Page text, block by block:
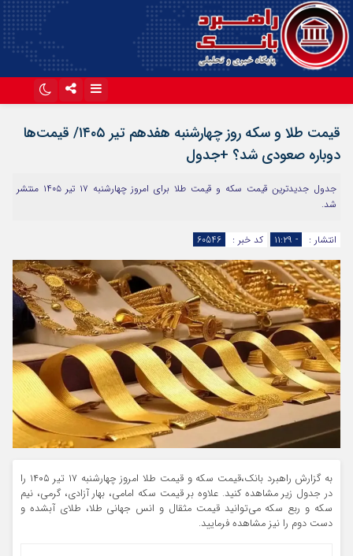
آپارات
قیمت طلا و سکه روز چهارشنبه هفدهم تیر ۱۴۰۵/ قیمت‌ها
دوباره صعودی شد؟ +جدول
جدول جدیدترین قیمت سکه و قیمت طلا برای امروز چهارشنبه ۱۷ تیر ۱۴۰۵ منتشر
شد.
انتشار : - ۱۱:۲۹ کد خبر : 60546
به گزارش راهبرد بانک،قیمت سکه و قیمت طلا امروز چهارشنبه ۱۷ تیر ۱۴۰۵ را
در جدول زیر مشاهده کنید. علاوه بر قیمت سکه امامی، بهار آزادی، گرمی، نیم
سکه و ربع سکه می‌توانید قیمت مثقال و انس جهانی طلا، طلای آبشده و
دست دوم را نیز مشاهده فرمایید.